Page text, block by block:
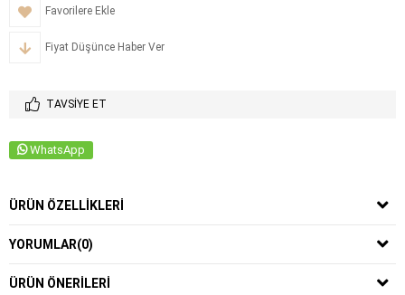
Favorilere Ekle
Fiyat Düşünce Haber Ver
TAVSIYE ET
WhatsApp
ÜRÜN ÖZELLIKLERI
YORUMLAR(0)
ÜRÜN ÖNERILERI